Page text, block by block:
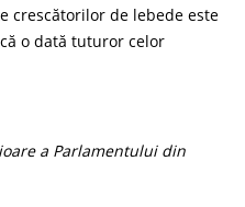
crescătorilor de lebede este
o dată tuturor celor
a Parlamentului din